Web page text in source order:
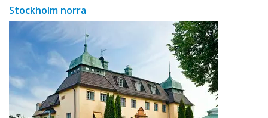
Stockholm norra